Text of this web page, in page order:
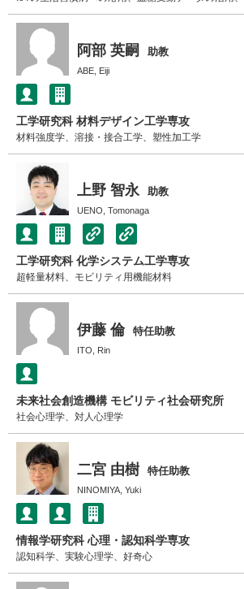
阿部 英嗣 助教
ABE, Eiji
工学研究科 材料デザイン工学専攻
材料強度学、溶接・接合工学、塑性加工学
上野 智永 助教
UENO, Tomonaga
工学研究科 化学システム工学専攻
超軽量材料、モビリティ用機能材料
伊藤 倫 特任助教
ITO, Rin
未来社会創造機構 モビリティ社会研究所
社会心理学、対人心理学
二宮 由樹 特任助教
NINOMIYA, Yuki
情報学研究科 心理・認知科学専攻
認知科学、実験心理学、好奇心